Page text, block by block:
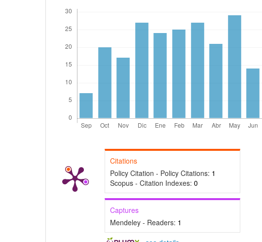
Citations
Policy Citation - Policy Citations: 1
Scopus - Citation Indexes: 0
Captures
Mendeley - Readers: 1